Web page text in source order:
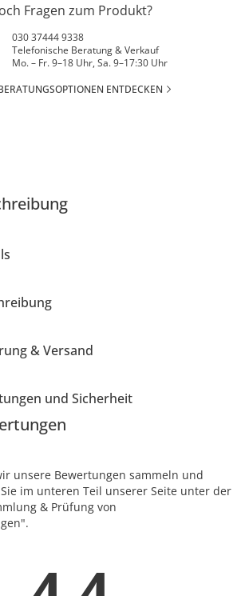
Fragen zum Produkt?
030 37444 9338
Telefonische Beratung & Verkauf
Mo. – Fr. 9–18 Uhr, Sa. 9–17:30 Uhr
ENTDECKEN
& Versand
und Sicherheit
unsere Bewertungen sammeln und
im unteren Teil unserer Seite unter der
& Prüfung von